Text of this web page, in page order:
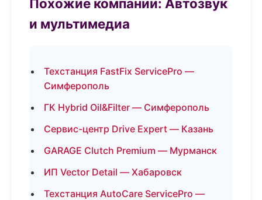
Похожие компании: Автозвук
и мультимедиа
Техстанция FastFix ServicePro —
Симферополь
ГК Hybrid Oil&Filter — Симферополь
Сервис-центр Drive Expert — Казань
GARAGE Clutch Premium — Мурманск
ИП Vector Detail — Хабаровск
Техстанция AutoCare ServicePro —